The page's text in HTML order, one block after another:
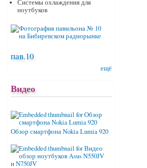
Системы охлаждения для
ноутбуков
пав.10
ещё
Видео
Обзор смартфона Nokia Lumia 920